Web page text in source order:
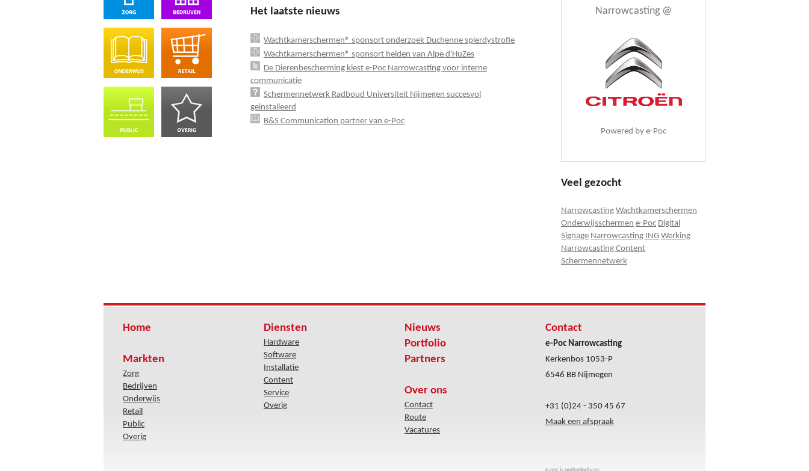
Het laatste nieuws
Wachtkamerschermen® sponsort onderzoek Duchenne spierdystrofie
Wachtkamerschermen® sponsort helden van Alpe d'HuZes
De Dierenbescherming kiest e-Poc Narrowcasting voor interne
communicatie
Schermennetwerk Radboud Universiteit Nijmegen succesvol
geinstalleerd
B&S Communication partner van e-Poc
Narrowcasting @
Powered by e-Poc
Veel gezocht
Narrowcasting Wachtkamerschermen
Onderwijsschermen e-Poc Digital
Signage Narrowcasting ING Werking
Narrowcasting Content
Schermennetwerk
Home
Markten
Zorg
Bedrijven
Onderwijs
Retail
Public
Overig
Diensten
Hardware
Software
Installatie
Content
Service
Overig
Nieuws
Portfolio
Partners
Over ons
Contact
Route
Vacatures
Contact
e-Poc Narrowcasting
Kerkenbos 1053-P
6546 BB Nijmegen
+31 (0)24 - 350 45 67
Maak een afspraak